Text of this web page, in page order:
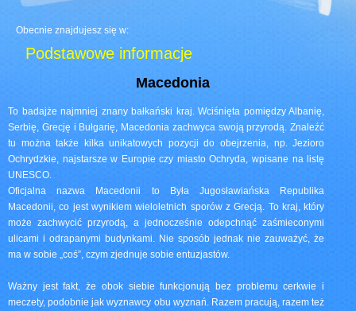
Obecnie znajdujesz się w:
Podstawowe informacje
Macedonia
To badajże najmniej znany bałkański kraj. Wciśnięta pomiędzy Albanię,
Serbię, Grecję i Bułgarię, Macedonia zachwyca swoją przyrodą. Znaleźć
tu można także kilka unikatowych pozycji do obejrzenia, np. Jezioro
Ochrydzkie, najstarsze w Europie czy miasto Ochryda, wpisane na listę
UNESCO.
Oficjalna nazwa Macedonii to Była Jugosławiańska Republika
Macedonii, co jest wynikiem wieloletnich sporów z Grecją. To kraj, który
może zachwycić przyrodą, a jednocześnie odepchnąć zaśmieconymi
ulicami i odrapanymi budynkami. Nie sposób jednak nie zauważyć, że
ma w sobie „coś”, czym zjednuje sobie entuzjastów.
Ważny jest fakt, że obok siebie funkcjonują bez problemu cerkwie i
meczety, podobnie jak wyznawcy obu wyznań. Razem pracują, razem też